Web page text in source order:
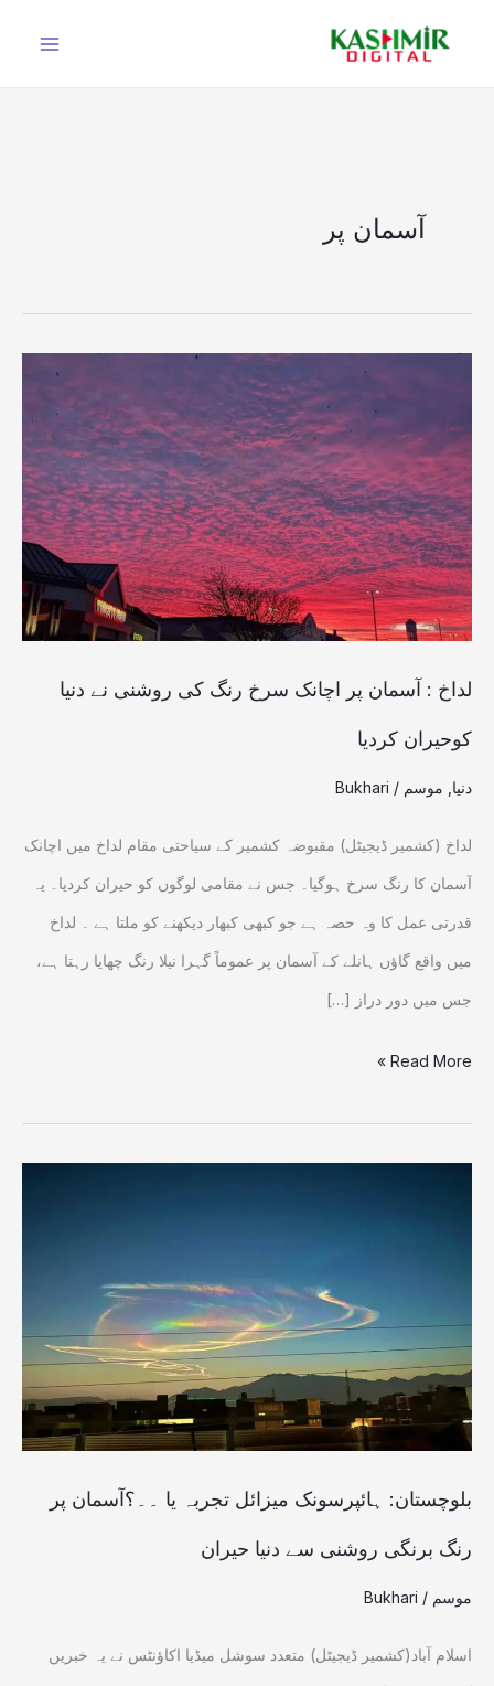
آسمان پر
لداخ : آسمان پر اچانک سرخ رنگ کی روشنی نے دنیا
کوحیران کردیا
دنیا موسم /
Bukhari
لداخ (کشمیر ڈیجیٹل) مقبوضہ کشمیر کے سیاحتی مقام لداخ میں اچانک
آسمان کا رنگ سرخ ہوگیا۔ جس نے مقامی لوگوں کو حیران کردیا۔ یہ
قدرتی عمل کا وہ حصہ ہے جو کبھی کبھار دیکھنے کو ملتا ہے ۔ لداخ
میں واقع گاؤں ہانلے کے آسمان پر عموماً گہرا نیلا رنگ چھایا رہتا ہے،
جس میں دور دراز […]
آسمان
پر
اچانک
سرخ
رنگ
کی
روشنی
دنیا
کوحیران
کردیا
Read More »
بلوچستان: ہائپرسونک میزائل تجربہ یا ۔۔؟آسمان پر
رنگ برنگی روشنی سے دنیا حیران
موسم /
Bukhari
اسلام آباد(کشمیر ڈیجیٹل) متعدد سوشل میڈیا اکاؤنٹس نے یہ خبریں
۔۔؟
آسمان
پر
رنگ
روشنی
سے
دنیا